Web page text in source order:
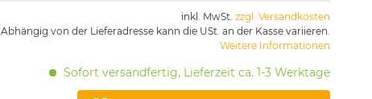
inkl. MwSt. zzgl. Versandkosten
Abhängig von der Lieferadresse kann die USt. an der Kasse variieren.
Weitere Informationen
Sofort versandfertig, Lieferzeit ca. 1-3 Werktage